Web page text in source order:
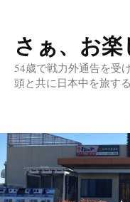
コ
ン
テ
へ
ッ
さぁ、お楽
54歳で戦力外通告を受
頭と共に日本中を旅す